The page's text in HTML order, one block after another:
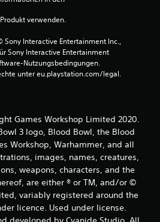
verwenden.
Interactive Entertainment Inc.,
Sony Interactive Entertainment
Nutzungsbedingungen.
unter eu.playstation.com/legal.
Games Workshop Limited 2020.
3 logo, Blood Bowl, the Blood
Workshop, Warhammer, and all
images, names, creatures,
weapons, characters, and the
are either ® or TM, and/or ©
variably registered around the
licence. Used under license.